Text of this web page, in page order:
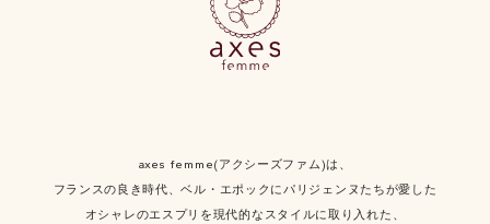
axes femme(アクシーズファム)は、
フランスの良き時代、ベル・エポックにパリジェンヌたちが愛した
オシャレのエスプリを現代的なスタイルに取り入れた、